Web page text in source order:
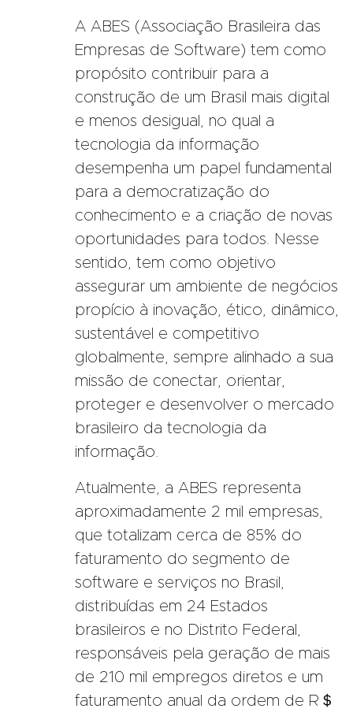
A ABES (Associação Brasileira das
Empresas de Software) tem como
propósito contribuir para a
construção de um Brasil mais digital
e menos desigual, no qual a
tecnologia da informação
desempenha um papel fundamental
para a democratização do
conhecimento e a criação de novas
oportunidades para todos. Nesse
sentido, tem como objetivo
assegurar um ambiente de negócios
propício à inovação, ético, dinâmico,
sustentável e competitivo
globalmente, sempre alinhado a sua
missão de conectar, orientar,
proteger e desenvolver o mercado
brasileiro da tecnologia da
informação.
Atualmente, a ABES representa
aproximadamente 2 mil empresas,
que totalizam cerca de 85% do
faturamento do segmento de
software e serviços no Brasil,
distribuídas em 24 Estados
brasileiros e no Distrito Federal,
responsáveis pela geração de mais
de 210 mil empregos diretos e um
faturamento anual da ordem de R＄